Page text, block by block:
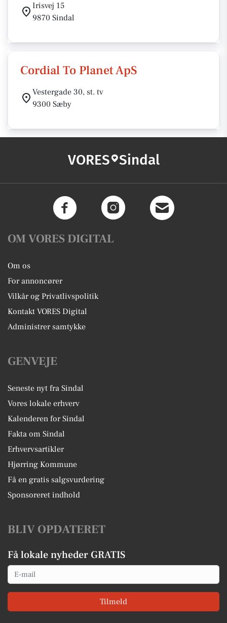
Irisvej 15
9870 Sindal
Cordial To Planet ApS
Vestergade 30, st. tv
9300 Sæby
VORES Sindal
OM VORES DIGITAL
Om os
For annoncører
Vilkår og Privatlivspolitik
Kontakt VORES Digital
Administrer samtykke
GENVEJE
Seneste nyt fra Sindal
Vores lokale erhverv
Kalenderen for Sindal
Fakta om Sindal
Erhvervsartikler
Hjørring Kommune
Få en gratis salgsvurdering
Sponsoreret indhold
BLIV OPDATERET
Få lokale nyheder GRATIS
Email
Tilmeld